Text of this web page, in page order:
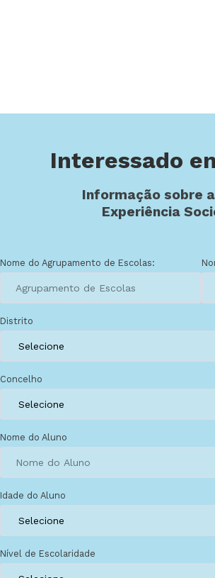
Interessado
Informação sobre
Experiência
Nome do Agrupamento de Escolas:
Distrito
Concelho
Nome do Aluno
Idade do Aluno
Nível de Escolaridade